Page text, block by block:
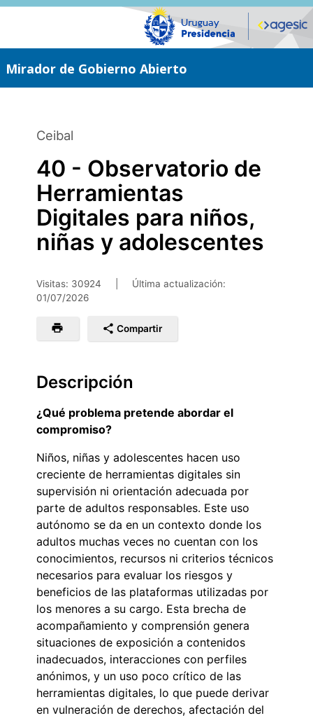
Saltar
Mirador de Gobierno Abierto
Ceibal
40 - Observatorio de
Herramientas
Digitales para niños,
niñas y adolescentes
Visitas: 30924
Última actualización:
01/07/2026
Compartir
Descripción
¿Qué problema pretende abordar el
compromiso?
Niños, niñas y adolescentes hacen uso
creciente de herramientas digitales sin
supervisión ni orientación adecuada por
parte de adultos responsables. Este uso
autónomo se da en un contexto donde los
adultos muchas veces no cuentan con los
conocimientos, recursos ni criterios técnicos
necesarios para evaluar los riesgos y
beneficios de las plataformas utilizadas por
los menores a su cargo. Esta brecha de
acompañamiento y comprensión genera
situaciones de exposición a contenidos
inadecuados, interacciones con perfiles
anónimos, y un uso poco crítico de las
herramientas digitales, lo que puede derivar
en vulneración de derechos, afectación del